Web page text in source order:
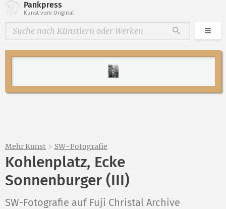
Pankpress
Kunst vom Original
Mehr Kunst SW-Fotografie
Kohlenplatz, Ecke
Sonnenburger (III)
SW-Fotografie auf Fuji Christal Archive